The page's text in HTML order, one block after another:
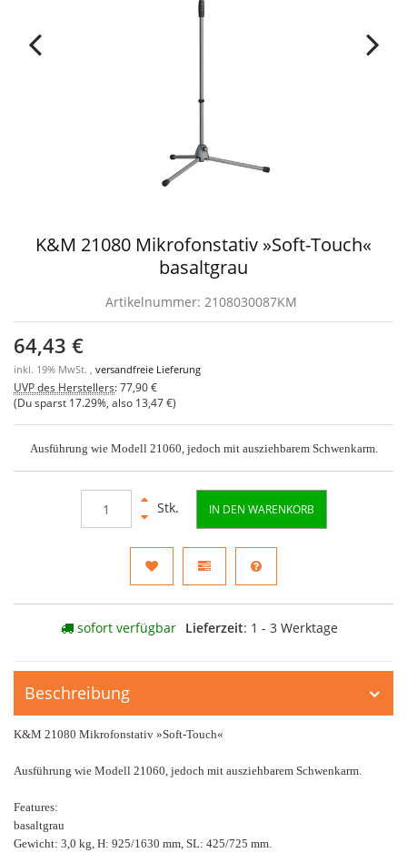
K&M 21080 Mikrofonstativ »Soft-Touch«
basaltgrau
Artikelnummer: 2108030087KM
64,43 €
inkl. 19% MwSt. , versandfreie Lieferung
UVP des Herstellers:77,90 €
(Du sparst 17.29% , also 13,47 €)
Ausführung wie Modell 21060, jedoch mit ausziehbarem Schwenkarm.
Stk. IN DEN WARENKORB
sofort verfügbar Lieferzeit: 1 - 3 Werktage
Beschreibung
K&M 21080 Mikrofonstativ »Soft-Touch«
Ausführung wie Modell 21060, jedoch mit ausziehbarem Schwenkarm.
Features:
basaltgrau
Gewicht: 3,0 kg, H: 925/1630 mm, SL: 425/725 mm.